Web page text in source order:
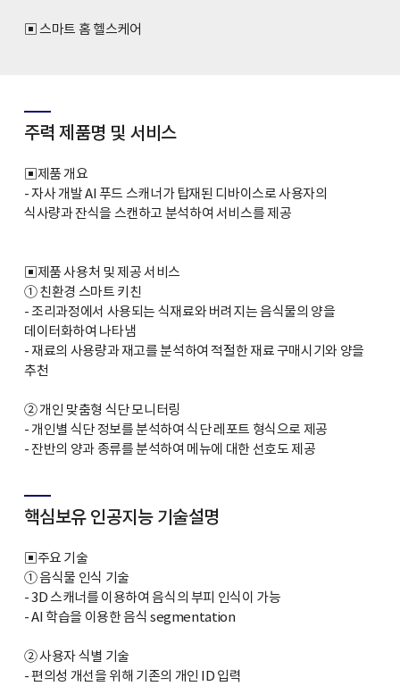
▣ 스마트 홈 헬스케어
주력 제품명 및 서비스
▣제품 개요
- 자사 개발 AI 푸드 스캐너가 탑재된 디바이스로 사용자의
식사량과 잔식을 스캔하고 분석하여 서비스를 제공
▣제품 사용처 및 제공 서비스
① 친환경 스마트 키친
- 조리과정에서 사용되는 식재료와 버려지는 음식물의 양을
데이터화하여 나타냄
- 재료의 사용량과 재고를 분석하여 적절한 재료 구매시기와 양을
추천
② 개인 맞춤형 식단 모니터링
- 개인별 식단 정보를 분석하여 식단 레포트 형식으로 제공
- 잔반의 양과 종류를 분석하여 메뉴에 대한 선호도 제공
핵심보유 인공지능 기술설명
▣주요 기술
① 음식물 인식 기술
- 3D 스캐너를 이용하여 음식의 부피 인식이 가능
- AI 학습을 이용한 음식 segmentation
② 사용자 식별 기술
- 편의성 개선을 위해 기존의 개인 ID 입력